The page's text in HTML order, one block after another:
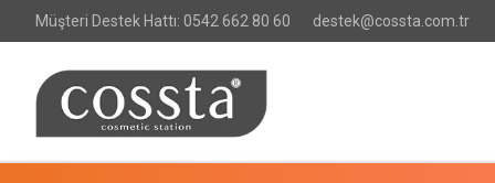
Müşteri Destek Hattı: 0542 662 80 60 destek@cossta.com.tr